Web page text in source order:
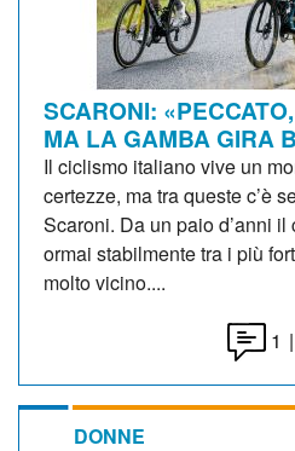
SCARONI:
MA LA GAMBA GIRA
Il ciclismo italiano vive un
certezze, ma tra queste c’è
Scaroni. Da un paio d’anni
ormai stabilmente tra i più
molto vicino....
1 |
DONNE